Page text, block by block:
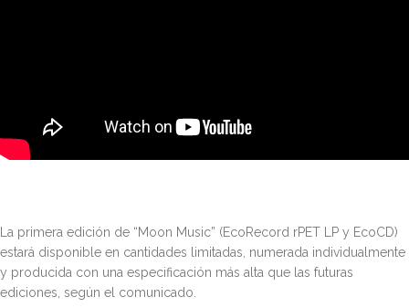
La primera edición de “Moon Music” (EcoRecord rPET LP y EcoCD)
estará disponible en cantidades limitadas, numerada individualmente
y producida con una especificación más alta que las futuras
ediciones, según el comunicado.